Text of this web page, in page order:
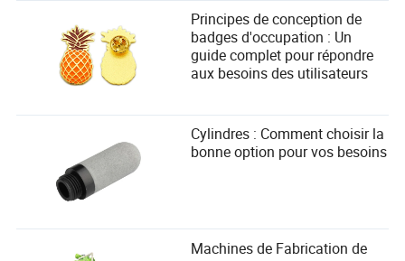
Principes de conception de
badges d'occupation : Un
guide complet pour répondre
aux besoins des utilisateurs
Cylindres : Comment choisir la
bonne option pour vos besoins
Machines de Fabrication de